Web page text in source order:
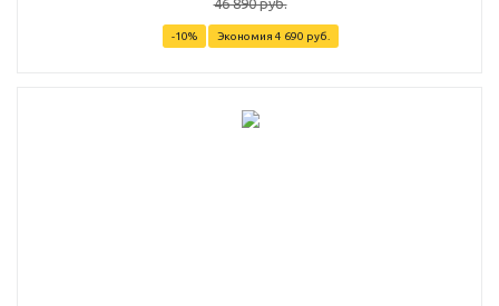
46 890 руб.
-10% Экономия 4 690 руб.